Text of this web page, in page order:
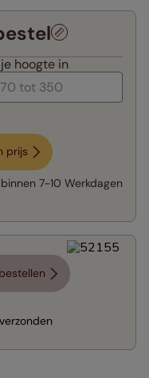
hoogte in
prijs
7-10 Werkdagen